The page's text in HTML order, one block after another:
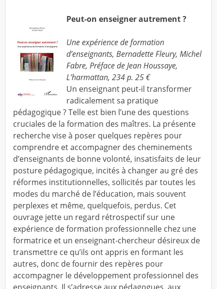
Peut-on enseigner autrement ?
Une expérience de formation
d’enseignants, Bernadette Fleury, Michel
Fabre, Préface de Jean Houssaye,
L’harmattan, 234 p. 25 €
Un enseignant peut-il transformer
radicalement sa pratique
pédagogique ? Telle est bien l’une des questions
cruciales de la formation des maîtres. La présente
recherche vise à poser quelques repères pour
comprendre et accompagner des cheminements
d’enseignants de bonne volonté, insatisfaits de leur
posture pédagogique, incités à changer au gré des
réformes institutionnelles, sollicités par toutes les
modes du marché de l’éducation, mais souvent
perplexes et même, quelquefois, perdus. Cet
ouvrage jette un regard rétrospectif sur une
expérience de formation professionnelle chez une
formatrice et un enseignant-chercheur désireux de
transmettre ce qu’ils ont appris en formant les
autres, donc de fournir des repères pour
accompagner le développement professionnel des